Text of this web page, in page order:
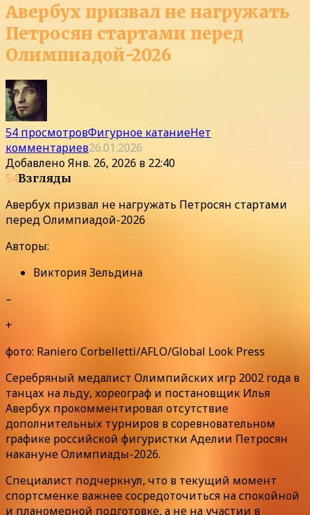
Авербух призвал не нагружать
Петросян стартами перед
Олимпиадой-2026
54 просмотровФигурное катаниеНет
комментариев26.01.2026
ДобавленоЯнв. 26, 2026 в 22:40
54Взгляды
Авербух призвал не нагружать Петросян стартами
перед Олимпиадой-2026
Авторы:
Виктория Зельдина
–
+
фото: Raniero Corbelletti/AFLO/Global Look Press
Серебряный медалист Олимпийских игр 2002 года в
танцах на льду, хореограф и постановщик Илья
Авербух прокомментировал отсутствие
дополнительных турниров в соревновательном
графике российской фигуристки Аделии Петросян
накануне Олимпиады-2026.
Специалист подчеркнул, что в текущий момент
спортсменке важнее сосредоточиться на спокойной
и планомерной подготовке, а не на участии в